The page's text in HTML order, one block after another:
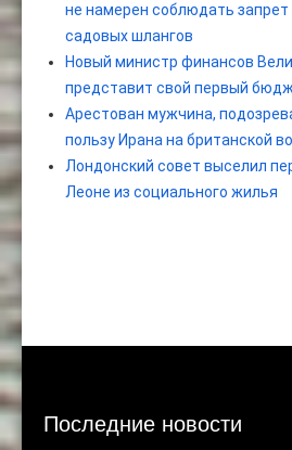
не намерен соблюдать запрет
садовых шлангов
Новый министр финансов
представит свой первый
Арестован мужчина,
пользу Ирана на британской
Лондонский совет выселил
Леоне из социального жилья
Последние новости